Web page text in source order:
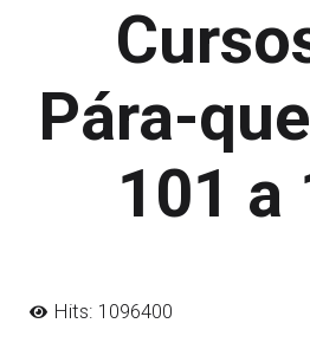
Pára-
101 a
Hits: 1096400